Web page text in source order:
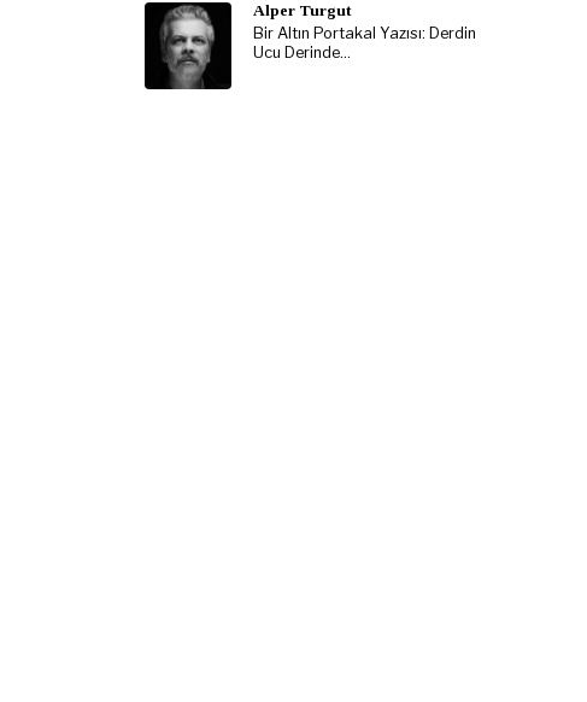
Alper Turgut
Bir Altın Portakal Yazısı: Derdin
Ucu Derinde…